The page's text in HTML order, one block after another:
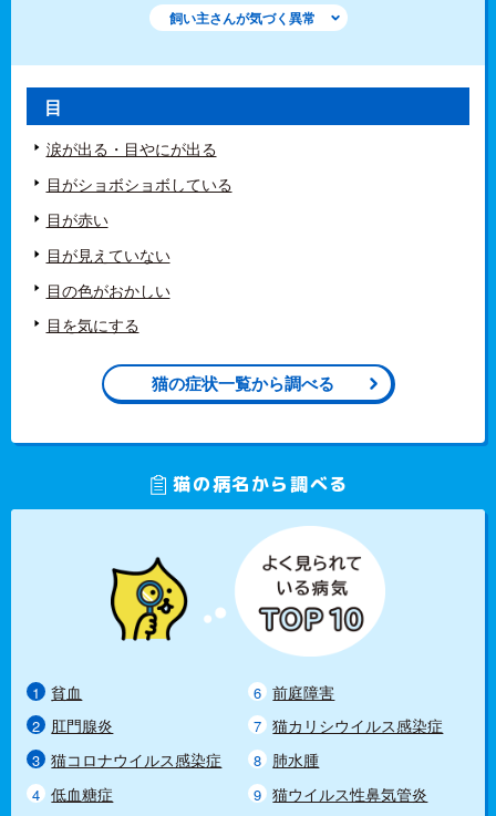
飼い主さんが気づく異常
目
涙が出る・目やにが出る
目がショボショボしている
目が赤い
目が見えていない
目の色がおかしい
目を気にする
猫の症状一覧から調べる
猫の病名から調べる
貧血
肛門腺炎
猫コロナウイルス感染症
低血糖症
前庭障害
猫カリシウイルス感染症
肺水腫
猫ウイルス性鼻気管炎